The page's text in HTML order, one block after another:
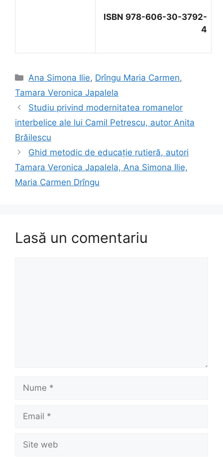
ISBN 978-606-30-3792-
4
Categorii
Ana Simona Ilie, Drîngu Maria Carmen,
Tamara Veronica Japalela
Studiu privind modernitatea romanelor
interbelice ale lui Camil Petrescu, autor Anita
Brăilescu
Ghid metodic de educaţie rutieră, autori
Tamara Veronica Japalela, Ana Simona Ilie,
Maria Carmen Drîngu
Lasă un comentariu
web